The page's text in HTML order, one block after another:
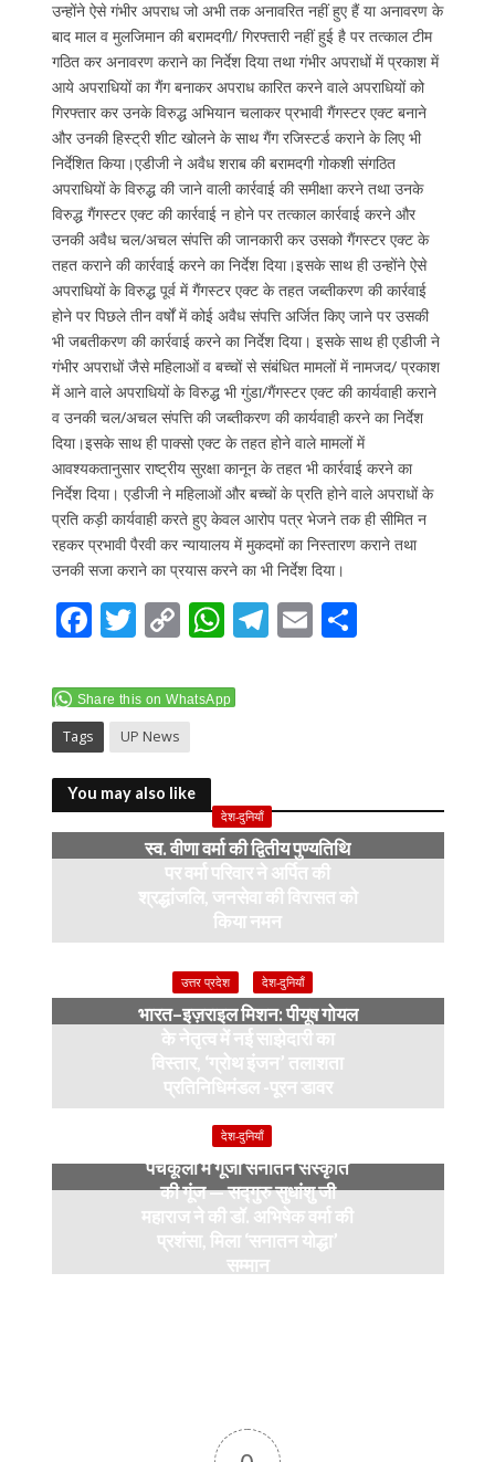
उन्होंने ऐसे गंभीर अपराध जो अभी तक अनावरित नहीं हुए हैं या अनावरण के
बाद माल व मुलजिमान की बरामदगी/ गिरफ्तारी नहीं हुई है पर तत्काल टीम
गठित कर अनावरण कराने का निर्देश दिया तथा गंभीर अपराधों में प्रकाश में
आये अपराधियों का गैंग बनाकर अपराध कारित करने वाले अपराधियों को
गिरफ्तार कर उनके विरुद्ध अभियान चलाकर प्रभावी गैंगस्टर एक्ट बनाने
और उनकी हिस्ट्री शीट खोलने के साथ गैंग रजिस्टर्ड कराने के लिए भी
निर्देशित किया।एडीजी ने अवैध शराब की बरामदगी गोकशी संगठित
अपराधियों के विरुद्ध की जाने वाली कार्रवाई की समीक्षा करने तथा उनके
विरुद्ध गैंगस्टर एक्ट की कार्रवाई न होने पर तत्काल कार्रवाई करने और
उनकी अवैध चल/अचल संपत्ति की जानकारी कर उसको गैंगस्टर एक्ट के
तहत कराने की कार्रवाई करने का निर्देश दिया।इसके साथ ही उन्होंने ऐसे
अपराधियों के विरुद्ध पूर्व में गैंगस्टर एक्ट के तहत जब्तीकरण की कार्रवाई
होने पर पिछले तीन वर्षों में कोई अवैध संपत्ति अर्जित किए जाने पर उसकी
भी जबतीकरण की कार्रवाई करने का निर्देश दिया। इसके साथ ही एडीजी ने
गंभीर अपराधों जैसे महिलाओं व बच्चों से संबंधित मामलों में नामजद/ प्रकाश
में आने वाले अपराधियों के विरुद्ध भी गुंडा/गैंगस्टर एक्ट की कार्यवाही कराने
व उनकी चल/अचल संपत्ति की जब्तीकरण की कार्यवाही करने का निर्देश
दिया।इसके साथ ही पाक्सो एक्ट के तहत होने वाले मामलों में
आवश्यकतानुसार राष्ट्रीय सुरक्षा कानून के तहत भी कार्रवाई करने का
निर्देश दिया। एडीजी ने महिलाओं और बच्चों के प्रति होने वाले अपराधों के
प्रति कड़ी कार्यवाही करते हुए केवल आरोप पत्र भेजने तक ही सीमित न
रहकर प्रभावी पैरवी कर न्यायालय में मुकदमों का निस्तारण कराने तथा
उनकी सजा कराने का प्रयास करने का भी निर्देश दिया।
F
ac
e
b
o
o
k
T
w
itt
er
C
o
p
y
Li
n
k
W
h
at
p
p
T
el
m
E
m
S
Share this on WhatsApp
Tags UP News
You may also like
देश-दुनियाँ
स्व. वीणा वर्मा की द्वितीय पुण्यतिथि
पर वर्मा परिवार ने अर्पित की
श्रद्धांजलि, जनसेवा की विरासत को
किया नमन
उत्तर प्रदेश देश-दुनियाँ
भारत–इज़राइल मिशन: पीयूष गोयल
के नेतृत्व में नई साझेदारी का
विस्तार, ‘ग्रोथ इंजन’ तलाशता
प्रतिनिधिमंडल -पूरन डावर
9 months ago
देश-दुनियाँ
पंचकूला में गूंजी सनातन संस्कृति
की गूंज — सद्गुरु सुधांशु जी
महाराज ने की डॉ. अभिषेक वर्मा की
प्रशंसा, मिला ‘सनातन योद्धा’
सम्मान